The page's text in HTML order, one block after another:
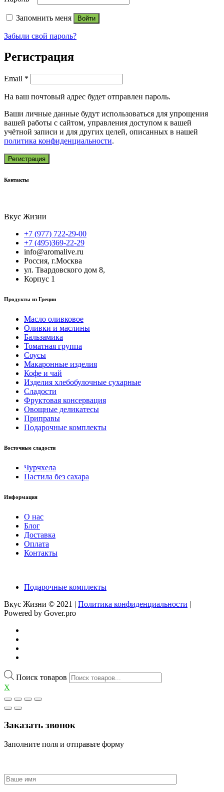
Запомнить меня Войти
Забыли свой пароль?
Регистрация
Email *
На ваш почтовый адрес будет отправлен пароль.
Ваши личные данные будут использоваться для упрощения
вашей работы с сайтом, управления доступом к вашей
учётной записи и для других целей, описанных в нашей
политика конфиденциальности.
Регистрация
Контакты
Вкус Жизни
+7 (977) 722-29-00
+7 (495)369-22-29
info@aromalive.ru
Россия, г.Москва
ул. Твардовского дом 8,
Корпус 1
Продукты из Греции
Масло оливковое
Оливки и маслины
Бальзамика
Томатная группа
Соусы
Макаронные изделия
Кофе и чай
Изделия хлебобулочные сухарные
Сладости
Фруктовая консервация
Овощные деликатесы
Приправы
Подарочные комплекты
Восточные сладости
Чурчхела
Пастила без сахара
Информация
О нас
Блог
Доставка
Оплата
Контакты
Подарочные комплекты
Вкус Жизни © 2021 | Политика конфиденциальности |
Powered by Gover.pro
Поиск товаров
X
Заказать звонок
Заполните поля и отправьте форму